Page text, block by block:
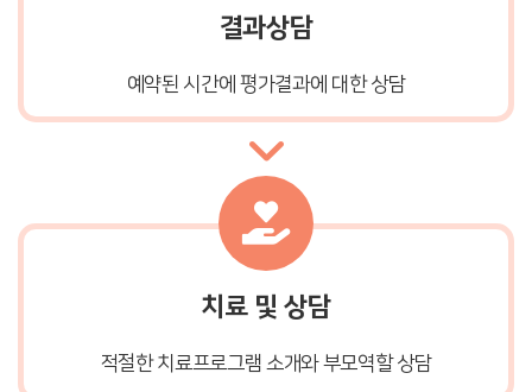
결과상담
예약된 시간에 평가결과에 대한 상담
치료 및 상담
적절한 치료프로그램 소개와 부모역할 상담